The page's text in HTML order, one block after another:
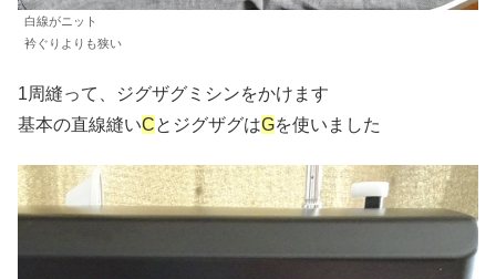
白線がニット
衿ぐりよりも狭い
1周縫って、ジグザグミシンをかけます
基本の直線縫いCとジグザグはGを使いました